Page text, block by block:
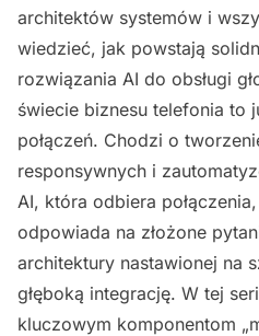
architektów systemów i
wiedzieć, jak powstają
rozwiązania AI do obsługi
świecie biznesu telefonia to
połączeń. Chodzi o
responsywnych i
AI, która odbiera
odpowiada na złożone
architektury nastawionej na
głęboką integrację. W tej
kluczowym komponentom